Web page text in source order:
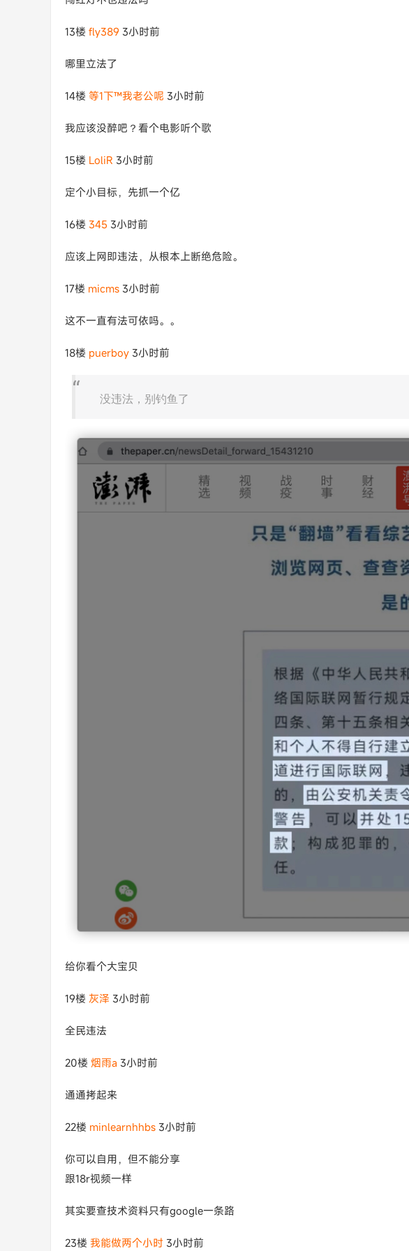
13楼 fly389 3小时前
哪里立法了
14楼 等1下™我老公呢 3小时前
我应该没醉吧？看个电影听个歌
15楼 LoliR 3小时前
定个小目标，先抓一个亿
16楼 345 3小时前
应该上网即违法，从根本上断绝危险。
17楼 micms 3小时前
这不一直有法可依吗。。
18楼 puerboy 3小时前
没违法，别钓鱼了
给你看个大宝贝
19楼 灰泽 3小时前
全民违法
20楼 烟雨a 3小时前
通通拷起来
22楼 minlearnhhbs 3小时前
你可以自用，但不能分享
跟18r视频一样
其实要查技术资料只有google一条路
23楼 我能做两个小时 3小时前